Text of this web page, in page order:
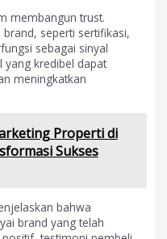
membangun trust.
seperti sertifikasi,
sebagai sinyal
yang kredibel dapat
meningkatkan
Properti di
Sukses
bahwa
brand yang telah